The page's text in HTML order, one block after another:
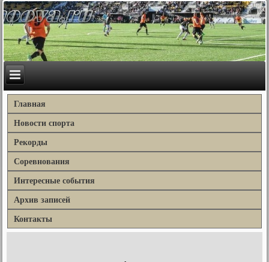
Главная
Новости спорта
Рекорды
Соревнования
Интересные события
Архив записей
Контакты